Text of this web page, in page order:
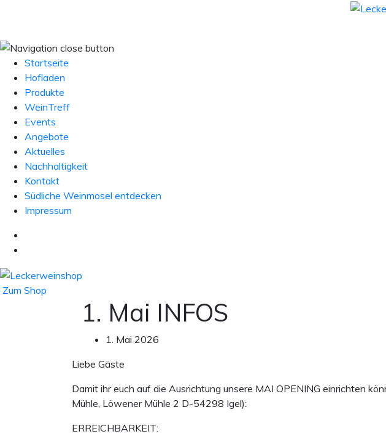
Startseite
Hofladen
Produkte
WeinTreff
Events
Angebote
Aktuelles
Nachhaltigkeit
Kontakt
Südliche Weinmosel entdecken
Impressum
Zum Shop
1. Mai INFOS
1. Mai 2026
Liebe Gäste
Damit ihr euch auf die Ausrichtung unsere MAI OPENING einrichten
Mühle, Löwener Mühle 2 D-54298 Igel):
ERREICHBARKEIT: